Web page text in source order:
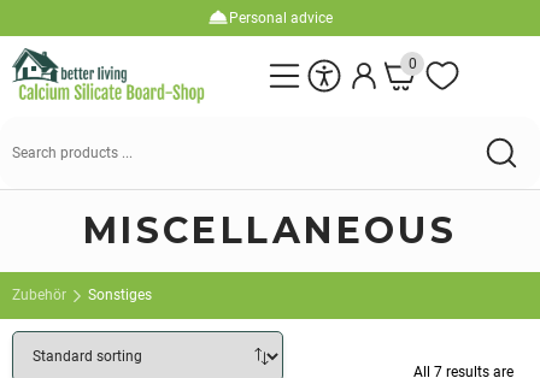
Personal advice
0
Suchen
MISCELLANEOUS
Zubehör Sonstiges
All 7 results are